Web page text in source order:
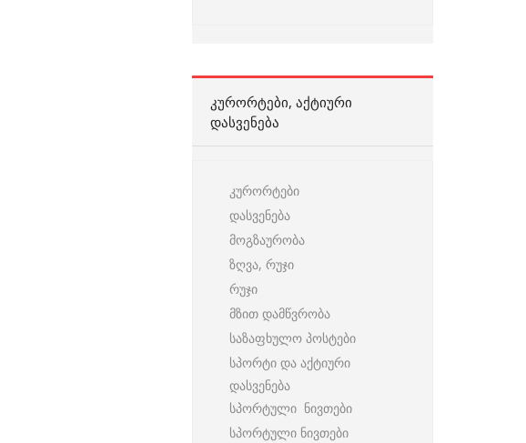
ᲙᲣᲠᲝᲠᲢᲔᲑᲘ, ᲐᲥᲢᲘᲣᲠᲘ
ᲓᲐᲡᲕᲔᲜᲔᲑᲐ
კურორტები
დასვენება
მოგზაურობა
ზღვა, რუჯი
რუჯი
მზით დამწვრობა
საზაფხულო პოსტები
სპორტი და აქტიური
დასვენება
სპორტული ნივთები
სპორტული ნივთები